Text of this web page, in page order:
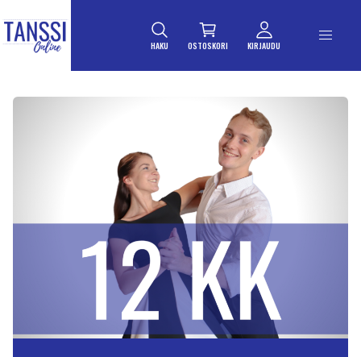
HAKU OSTOSKORI KIRJAUDU